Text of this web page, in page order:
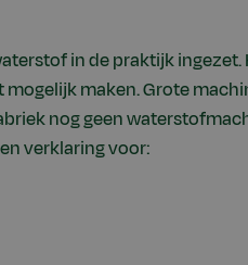
in de praktijk
maken. Grote
nog geen
verklaring voor: